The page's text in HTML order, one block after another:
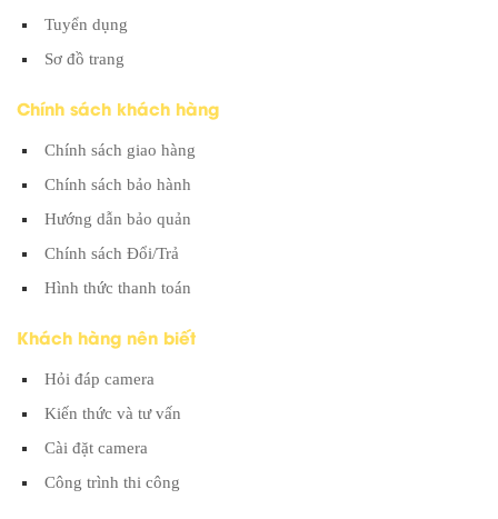
Tuyển dụng
Sơ đồ trang
Chính sách khách hàng
Chính sách giao hàng
Chính sách bảo hành
Hướng dẫn bảo quản
Chính sách Đổi/Trả
Hình thức thanh toán
Khách hàng nên biết
Hỏi đáp camera
Kiến thức và tư vấn
Cài đặt camera
Công trình thi công